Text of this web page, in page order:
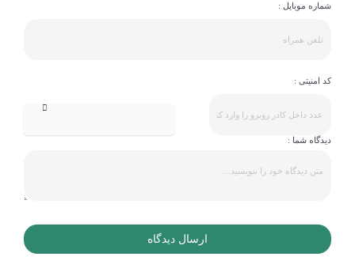
شماره موبایل :
کد امنیتی :
دیدگاه شما :
ارسال دیدگاه